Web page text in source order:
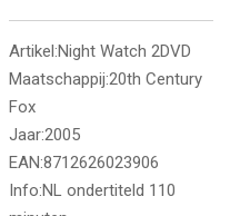
Artikel:Night Watch 2DVD
Maatschappij:20th Century
Fox
Jaar:2005
EAN:8712626023906
Info:NL ondertiteld 110